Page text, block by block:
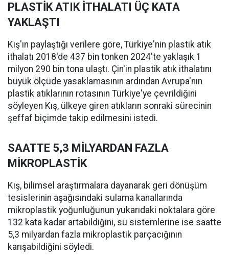
PLASTİK ATIK İTHALATI ÜÇ KATA
YAKLAŞTI
Kış'ın paylaştığı verilere göre, Türkiye'nin plastik atık
ithalatı 2018'de 437 bin tonken 2024'te yaklaşık 1
milyon 290 bin tona ulaştı. Çin'in plastik atık ithalatını
büyük ölçüde yasaklamasının ardından Avrupa'nın
plastik atıklarının rotasının Türkiye'ye çevrildiğini
söyleyen Kış, ülkeye giren atıkların sonraki sürecinin
şeffaf biçimde takip edilmesini istedi.
SAATTE 5,3 MİLYARDAN FAZLA
MİKROPLASTİK
Kış, bilimsel araştırmalara dayanarak geri dönüşüm
tesislerinin aşağısındaki sulama kanallarında
mikroplastik yoğunluğunun yukarıdaki noktalara göre
132 kata kadar artabildiğini, su sistemlerine ise saatte
5,3 milyardan fazla mikroplastik parçacığının
karışabildiğini söyledi.